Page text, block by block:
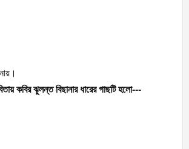
কবির ঝুলন্ত বিছানার ধারের গাছটি হলো---